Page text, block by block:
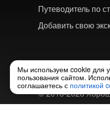
Путеводитель по
Добавить свою
© 2018-2026
Мы используем cookie для
пользования сайтом.
соглашаетесь с политикой